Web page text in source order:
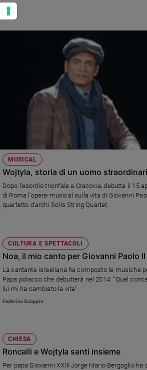
MUSICAL
Wojtyla, storia di un uomo
Dopo l'esordio trionfale a Cracovia, debutta il 15
di Roma l'opera-musical sulla vita di Giovanni
quartetto d'archi Solis String Quartet.
CULTURA E SPETTACOLI
Noa, il mio canto per Giovanni Paolo II
La cantante israeliana ha composto le musiche
Papa polacco che debutterà nel 2014: "Quel
lui mi ha cambiato la vita".
Federico Scoppio
CHIESA
Roncalli e Wojtyla santi insieme
Per papa Giovanni XXIII Jorge Mario Bergoglio